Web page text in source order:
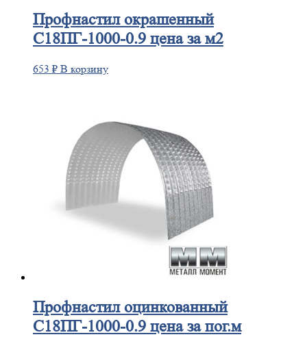
Профнастилокрашенный
С18ПГ-1000-0.9 цена за м2
653 ₽ В корзину
Профнастилоцинкованный
С18ПГ-1000-0.9 цена за пог.м